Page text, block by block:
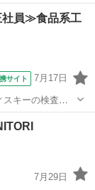
員≫食品系工
サイト 7月17日
スキーの検査作
7月29日